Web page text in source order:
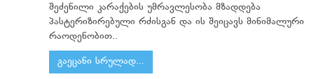
შეძენილი კარაქების უმრავლესობა მზადდება
პასტერიზირებული რძისგან და ის შეიცავს მინიმალური
რაოდენობით..
გაეცანი სრულად...